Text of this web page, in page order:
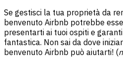
Se gestisci la tua proprietà da
benvenuto Airbnb potrebbe
presentarti ai tuoi ospiti e
fantastica. Non sai da dove
benvenuto Airbnb può aiutarti! (